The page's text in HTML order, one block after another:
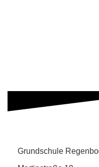
Grundschule